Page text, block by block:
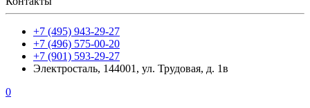
+7 (495) 943-29-27
+7 (496) 575-00-20
+7 (901) 593-29-27
Электросталь, 144001, ул. Трудовая, д. 1в
0